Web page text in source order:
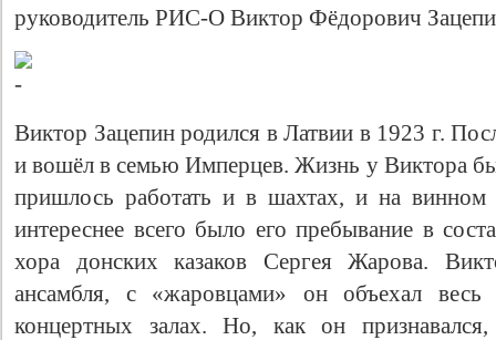
руководитель РИС-О Виктор Фёдорович
Виктор Зацепин родился в Латвии в 1923 г.
и вошёл в семью Имперцев. Жизнь у Виктора
пришлось работать и в шахтах, и на
интереснее всего было его пребывание в
хора донских казаков Сергея Жарова.
ансамбля, с «жаровцами» он объехал весь
концертных залах. Но, как он